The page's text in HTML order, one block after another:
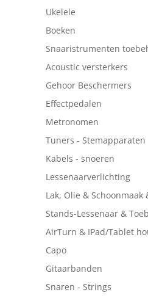
Ukelele
Boeken
Snaaristrumenten
Acoustic versterkers
Gehoor Beschermers
Effectpedalen
Metronomen
Tuners - Stemapparaten
Kabels - snoeren
Lessenaarverlichting
Lak, Olie & Schoonmaak
Stands-Lessenaar &
AirTurn & IPad/Tablet
Capo
Gitaarbanden
Snaren - Strings